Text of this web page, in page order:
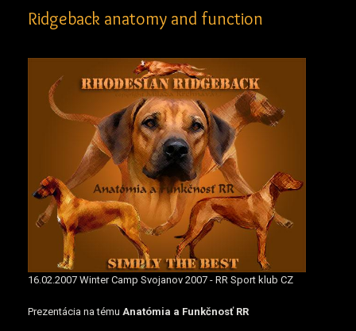
Ridgeback anatomy and function
16.02.2007 Winter Camp Svojanov 2007 - RR Sport klub CZ
Prezentácia na tému Anatómia a Funkčnosť RR